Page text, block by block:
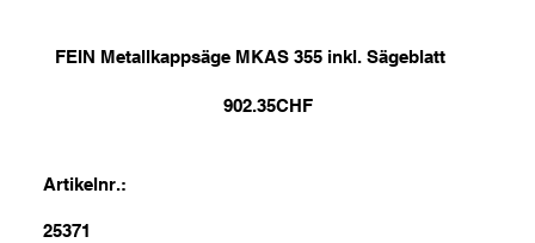
FEIN Metallkappsäge MKAS 355 inkl. Sägeblatt
902.35CHF
Artikelnr.:
25371